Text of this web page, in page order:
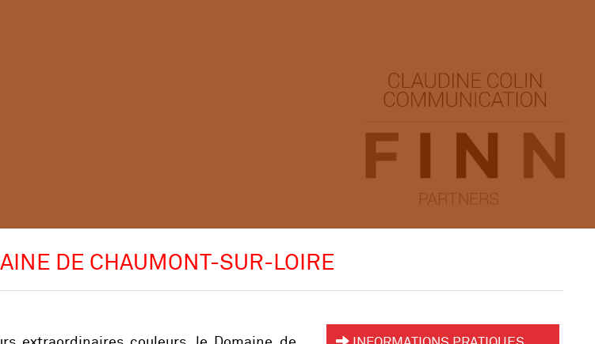
DE CHAUMONT-SUR-LOIRE